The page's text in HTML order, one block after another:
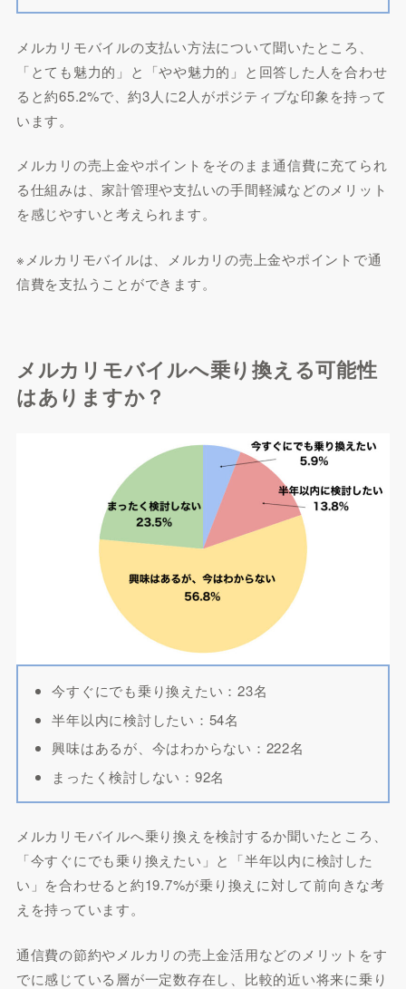
メルカリモバイルの支払い方法について聞いたところ、
「とても魅力的」と「やや魅力的」と回答した人を合わせ
ると約65.2%で、約3人に2人がポジティブな印象を持って
います。
メルカリの売上金やポイントをそのまま通信費に充てられ
る仕組みは、家計管理や支払いの手間軽減などのメリット
を感じやすいと考えられます。
※メルカリモバイルは、メルカリの売上金やポイントで通
信費を支払うことができます。
メルカリモバイルへ乗り換える可能性
はありますか？
今すぐにでも乗り換えたい：23名
半年以内に検討したい：54名
興味はあるが、今はわからない：222名
まったく検討しない：92名
メルカリモバイルへ乗り換えを検討するか聞いたところ、
「今すぐにでも乗り換えたい」と「半年以内に検討した
い」を合わせると約19.7%が乗り換えに対して前向きな考
えを持っています。
通信費の節約やメルカリの売上金活用などのメリットをす
でに感じている層が一定数存在し、比較的近い将来に乗り